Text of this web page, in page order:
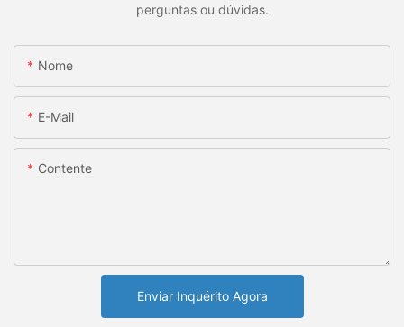
perguntas ou dúvidas.
Nome
E-Mail
Contente
Enviar Inquérito Agora